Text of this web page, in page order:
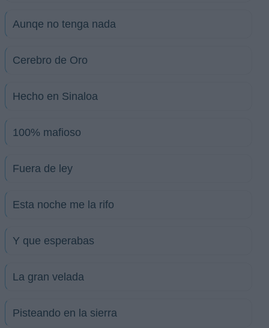
Aunqe no tenga nada
Cerebro de Oro
Hecho en Sinaloa
100% mafioso
Fuera de ley
Esta noche me la rifo
Y que esperabas
La gran velada
Pisteando en la sierra